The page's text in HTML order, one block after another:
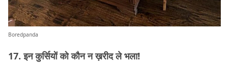
Boredpanda
17. इन कुर्सियों को कौन न ख़रीद ले भला!